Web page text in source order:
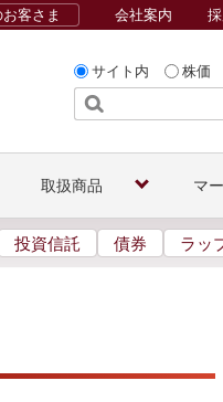
サイト内 株価
客さま 会社案内
取扱商品 マ
投資信託 債券 ラッ